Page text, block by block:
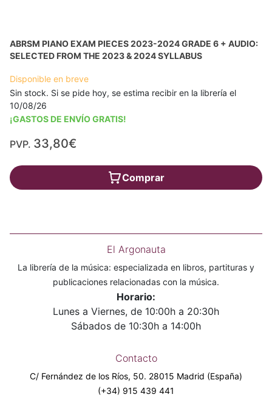
ABRSM PIANO EXAM PIECES 2023-2024 GRADE 6 + AUDIO:
SELECTED FROM THE 2023 & 2024 SYLLABUS
Disponible en breve
Sin stock. Si se pide hoy, se estima recibir en la librería el
10/08/26
¡GASTOS DE ENVÍO GRATIS!
PVP. 33,80€
Comprar
El Argonauta
La librería de la música: especializada en libros, partituras y
publicaciones relacionadas con la música.
Horario:
Lunes a Viernes, de 10:00h a 20:30h
Sábados de 10:30h a 14:00h
Contacto
C/ Fernández de los Ríos, 50. 28015 Madrid (España)
(+34) 915 439 441